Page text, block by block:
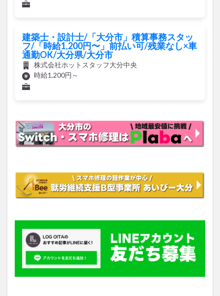
建築士・設計士/「大分市」積算事務スタッ
フ/「時給1,200円〜」前払い可/残業なし×車
通勤OK/大分県/大分市
株式会社ホットスタッフ大分中央
時給1,200円～